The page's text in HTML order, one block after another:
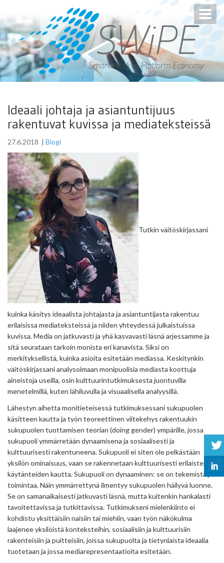
Ideaali johtaja ja asiantuntijuus
rakentuvat kuvissa ja mediateksteissä
27.6.2018 | Blogi
Tutkin väitöskirjassani
kuinka käsitys ideaalista johtajasta ja asiantuntijasta rakentuu
erilaisissa mediateksteissä ja niiden yhteydessä julkaistuissa
kuvissa. Media on jatkuvasti ja yhä kasvavasti läsnä arjessamme ja
sitä seurataan tarkoin monista eri kanavista. Siksi on
merkityksellistä, kuinka asioita esitetään mediassa. Keskitynkin
väitöskirjassani analysoimaan monipuolisia mediasta koottuja
aineistoja useilla, osin kulttuurintutkimuksesta juontuvilla
menetelmillä, kuten lähiluvulla ja visuaalisella analyysillä.
Lähestyn aihetta monitieteisessä tutkimuksessani sukupuolen
käsitteen kautta ja työn teoreettinen viitekehys rakentuukin
sukupuolen tuottamisen teorian (doing gender) ympärille, jossa
sukupuoli ymmärretään dynaamisena ja sosiaalisesti ja
kulttuurisesti rakentuneena. Sukupuoli ei siten ole pelkästään
yksilön ominaisuus, vaan se rakennetaan kulttuurisesti erilaisten
käytänteiden kautta. Sukupuoli on dynaaminen: se on tekemistä ja
toimintaa. Näin ymmärrettynä ilmentyy sukupuolen häilyvä luonne.
Se on samanaikaisesti jatkuvasti läsnä, mutta kuitenkin hankalasti
tavoitettavissa ja tutkittavissa. Tutkimukseni mielenkiinto ei
kohdistu yksittäisiin naisiin tai miehiin, vaan työn näkökulma
laajenee yksilöistä konteksteihin, sosiaalisiin ja kulttuurisiin
rakenteisiin ja puitteisiin, joissa sukupuolta ja tietynlaista ideaalia
tuotetaan ja jossa mediarepresentaatioita esitetään.